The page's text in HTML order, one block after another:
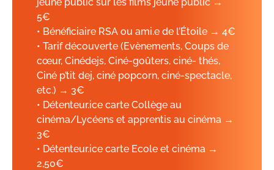
5€
• Bénéficiaire RSA ou ami.e de l’Étoile → 4€
• Tarif découverte (Evènements, Coups de
cœur, Cinédejs, Ciné-goûters, ciné- thés,
Ciné p’tit dej, ciné popcorn, ciné-spectacle,
etc.) → 3€
• Détenteur.ice carte Collège au
cinéma/Lycéens et apprentis au cinéma →
3€
• Détenteur.ice carte Ecole et cinéma →
2,50€